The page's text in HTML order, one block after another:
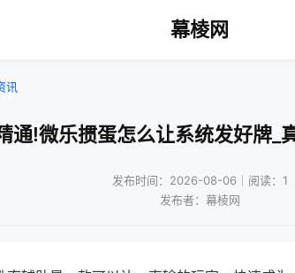
幕棱网
讯
通!微乐掼蛋怎么让系统发好牌_
发布时间：2026-08-06｜阅读：1
发布者：幕棱网